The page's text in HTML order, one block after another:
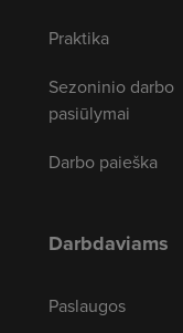
Praktika
Sezoninio darbo
pasiūlymai
Darbo paieška
Darbdaviams
Paslaugos